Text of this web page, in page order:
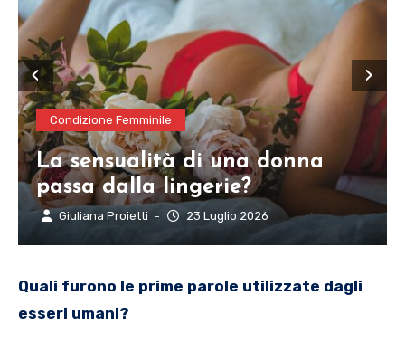
Condizione Femminile
La sensualità di una donna
passa dalla lingerie?
Giuliana Proietti – 23 Luglio 2026
‹ ›
Quali furono le prime parole utilizzate dagli
esseri umani?